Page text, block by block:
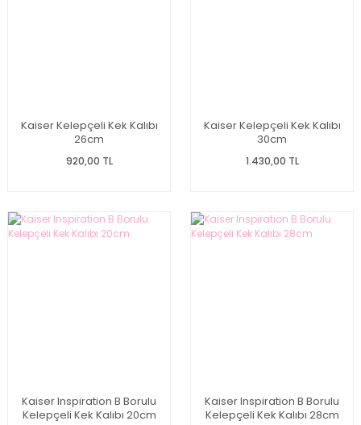
Kaiser Kelepçeli Kek Kalıbı
26cm
920,00 TL
Kaiser Kelepçeli Kek Kalıbı
30cm
1.430,00 TL
Kaiser Inspiration B Borulu
Kelepçeli Kek Kalıbı 20cm
Kaiser Inspiration B Borulu
Kelepçeli Kek Kalıbı 28cm